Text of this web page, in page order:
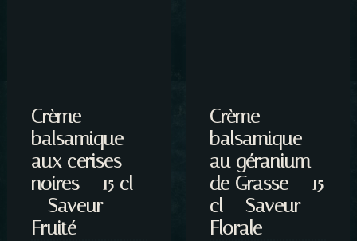
Crème
balsamique
aux cerises
noires – 15 cl
– Saveur
Fruité
Crème
balsamique
au géranium
de Grasse – 15
cl – Saveur
Florale